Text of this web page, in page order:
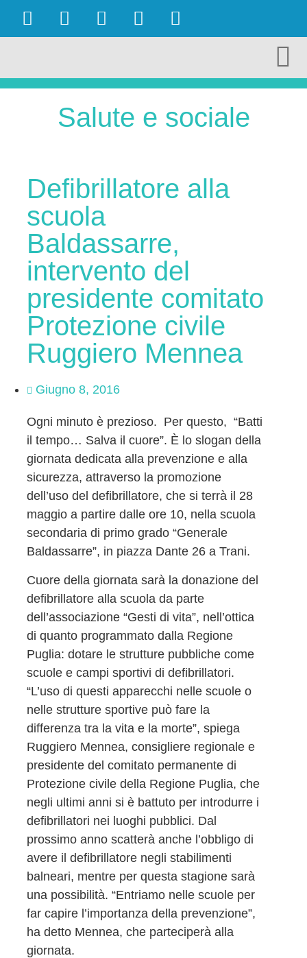
Salute e sociale
Defibrillatore alla
scuola
Baldassarre,
intervento del
presidente comitato
Protezione civile
Ruggiero Mennea
Giugno 8, 2016
Ogni minuto è prezioso. Per questo, “Batti
il tempo… Salva il cuore”. È lo slogan della
giornata dedicata alla prevenzione e alla
sicurezza, attraverso la promozione
dell’uso del defibrillatore, che si terrà il 28
maggio a partire dalle ore 10, nella scuola
secondaria di primo grado “Generale
Baldassarre”, in piazza Dante 26 a Trani.
Cuore della giornata sarà la donazione del
defibrillatore alla scuola da parte
dell’associazione “Gesti di vita”, nell’ottica
di quanto programmato dalla Regione
Puglia: dotare le strutture pubbliche come
scuole e campi sportivi di defibrillatori.
“L’uso di questi apparecchi nelle scuole o
nelle strutture sportive può fare la
differenza tra la vita e la morte”, spiega
Ruggiero Mennea, consigliere regionale e
presidente del comitato permanente di
Protezione civile della Regione Puglia, che
negli ultimi anni si è battuto per introdurre i
defibrillatori nei luoghi pubblici. Dal
prossimo anno scatterà anche l’obbligo di
avere il defibrillatore negli stabilimenti
balneari, mentre per questa stagione sarà
una possibilità. “Entriamo nelle scuole per
far capire l’importanza della prevenzione”,
ha detto Mennea, che parteciperà alla
giornata.